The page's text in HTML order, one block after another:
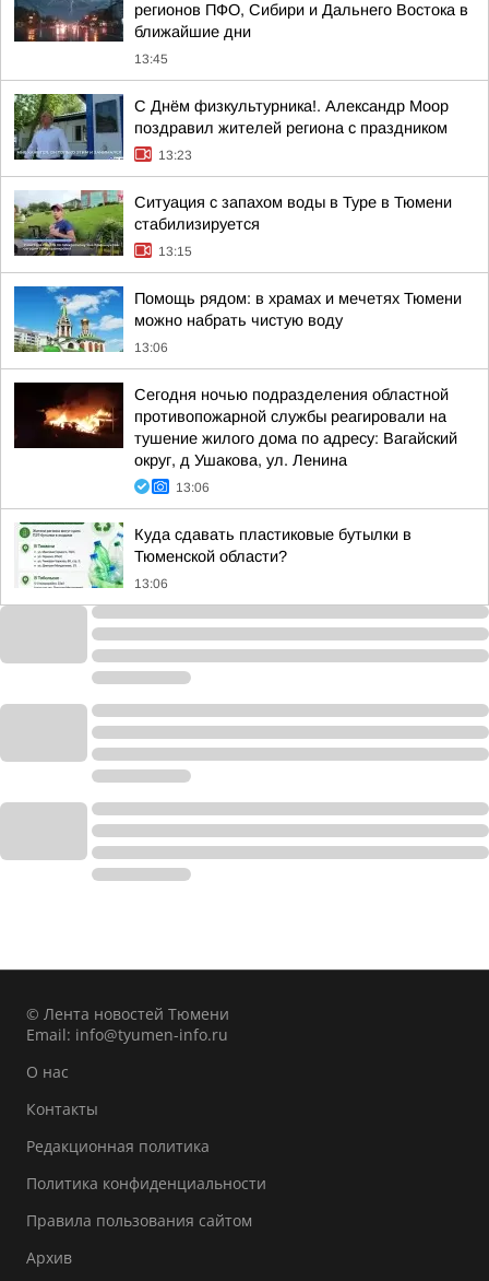
регионов ПФО, Сибири и Дальнего Востока в
ближайшие дни
13:45
С Днём физкультурника!. Александр Моор
поздравил жителей региона с праздником
13:23
Ситуация с запахом воды в Туре в Тюмени
стабилизируется
13:15
Помощь рядом: в храмах и мечетях Тюмени
можно набрать чистую воду
13:06
Сегодня ночью подразделения областной
противопожарной службы реагировали на
тушение жилого дома по адресу: Вагайский
округ, д Ушакова, ул. Ленина
13:06
Куда сдавать пластиковые бутылки в
Тюменской области?
13:06
© Лента новостей Тюмени
Email: info@tyumen-info.ru
О нас
Контакты
Редакционная политика
Политика конфиденциальности
Правила пользования сайтом
Архив